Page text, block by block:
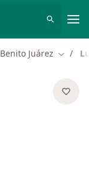
Benito Juárez